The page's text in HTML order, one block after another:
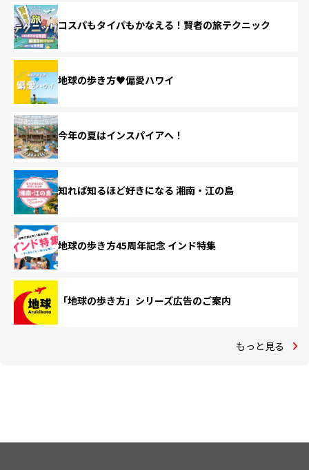
コスパもタイパもかなえる！賢者の旅テクニック
地球の歩き方♥偏愛ハワイ
今年の夏はインスパイアへ！
知れば知るほど好きになる 湘南・江の島
地球の歩き方45周年記念 インド特集
「地球の歩き方」シリーズ広告のご案内
もっと見る